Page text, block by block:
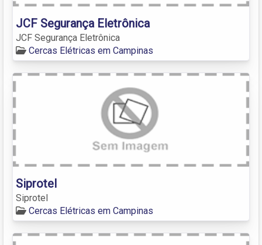
JCF Segurança Eletrônica
JCF Segurança Eletrônica
Cercas Elétricas em Campinas
Siprotel
Siprotel
Cercas Elétricas em Campinas